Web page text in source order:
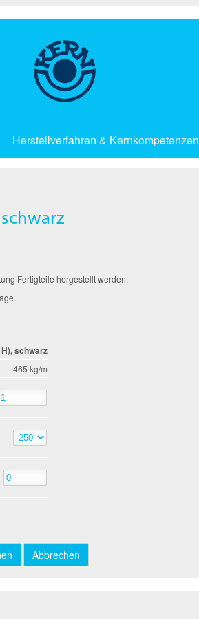
Herstellverfahren & Kernkompetenzen
Fertigteile hergestellt werden.
schwarz
465 kg/m